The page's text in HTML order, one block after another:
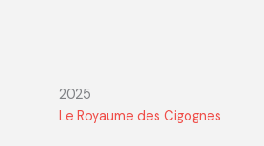
2025
Le Royaume des Cigognes